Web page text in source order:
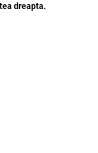
dreapta.